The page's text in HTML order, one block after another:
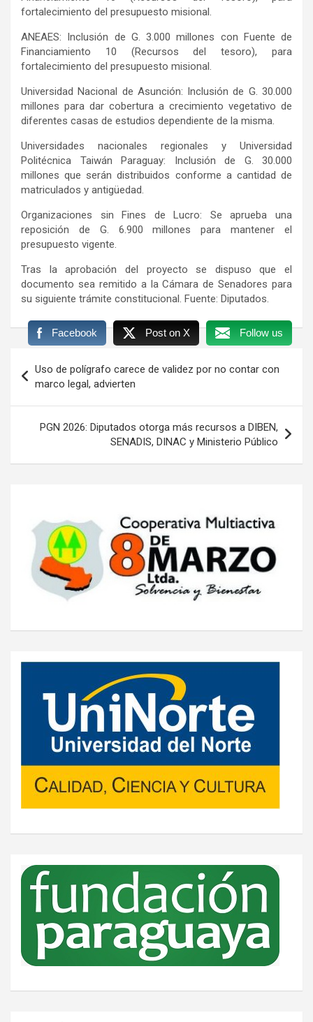
fortalecimiento del presupuesto misional.
ANEAES: Inclusión de G. 3.000 millones con Fuente de
Financiamiento 10 (Recursos del tesoro), para
fortalecimiento del presupuesto misional.
Universidad Nacional de Asunción: Inclusión de G. 30.000
millones para dar cobertura a crecimiento vegetativo de
diferentes casas de estudios dependiente de la misma.
Universidades nacionales regionales y Universidad
Politécnica Taiwán Paraguay: Inclusión de G. 30.000
millones que serán distribuidos conforme a cantidad de
matriculados y antigüedad.
Organizaciones sin Fines de Lucro: Se aprueba una
reposición de G. 6.900 millones para mantener el
presupuesto vigente.
Tras la aprobación del proyecto se dispuso que el
documento sea remitido a la Cámara de Senadores para
su siguiente trámite constitucional. Fuente: Diputados.
Facebook Post on X Follow us
de
entradas
Uso de polígrafo carece de validez por no contar con
marco legal, advierten
PGN 2026: Diputados otorga más recursos a DIBEN,
SENADIS, DINAC y Ministerio Público